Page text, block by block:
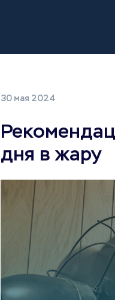
30 мая 2024
дня в жару